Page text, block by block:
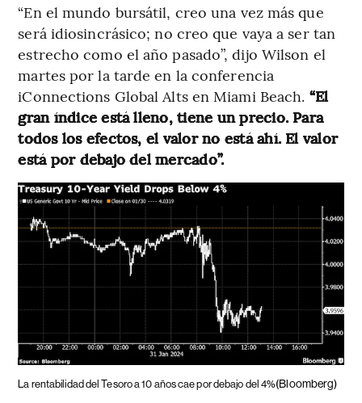
“En el mundo bursátil, creo una vez más que
será idiosincrásico; no creo que vaya a ser tan
estrecho como el año pasado”, dijo Wilson el
martes por la tarde en la conferencia
iConnections Global Alts en Miami Beach. “El
gran índice está lleno, tiene un precio. Para
todos los efectos, el valor no está ahí. El valor
está por debajo del mercado”.
La rentabilidad del Tesoro a 10 años cae por debajo del 4%(Bloomberg)